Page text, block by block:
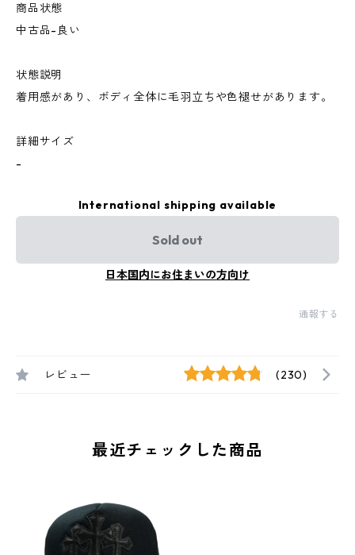
商品状態
中古品-良い
状態説明
着用感があり、ボディ全体に毛羽立ちや色褪せがあります。
詳細サイズ
-
International shipping available
Sold out
日本国内にお住まいの方向け
通報する
レビュー (230)
最近チェックした商品